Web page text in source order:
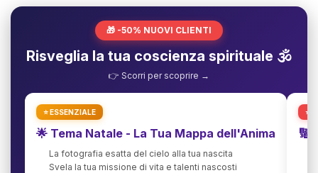
🎁 -50% NUOVI CLIENTI
Risveglia la tua coscienza spirituale 🕉️
👉 Scorri per scoprire →
⭐ ESSENZIALE
🌟 Tema Natale - La Tua Mappa dell'Anima
La fotografia esatta del cielo alla tua nascita
Svela la tua missione di vita e talenti nascosti
⭐
🔢